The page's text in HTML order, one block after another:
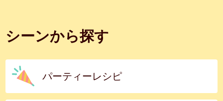
シーンから探す
パーティーレシピ